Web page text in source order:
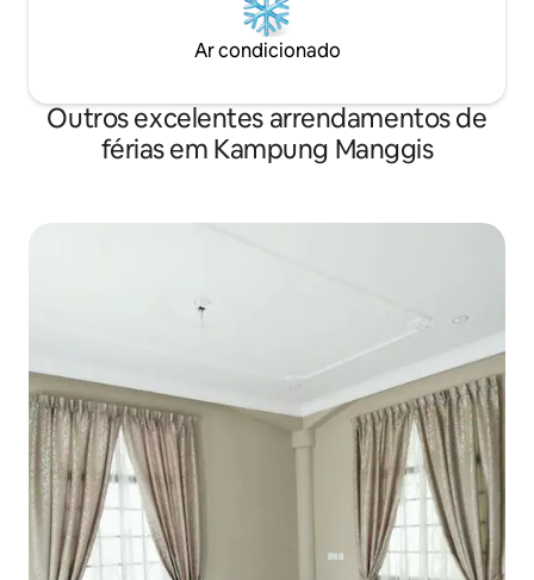
Ar condicionado
Outros excelentes arrendamentos de
férias em Kampung Manggis